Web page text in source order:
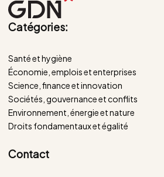
Catégories:
Santé et hygiène
Économie, emplois et enterprises
Science, finance et innovation
Sociétés, gouvernance et conflits
Environnement, énergie et nature
Droits fondamentaux et égalité
Contact